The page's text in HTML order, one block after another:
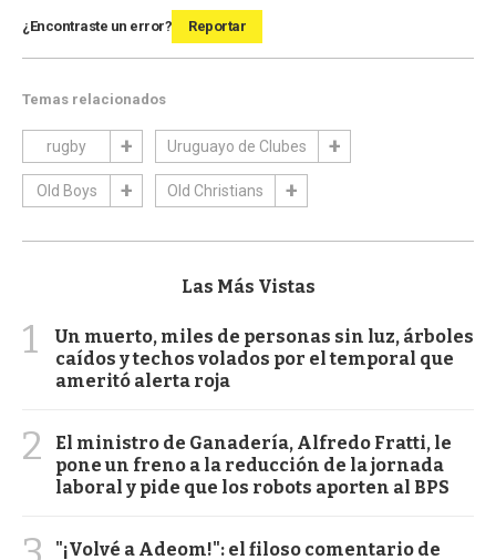
¿Encontraste un error? Reportar
Temas relacionados
rugby Uruguayo de Clubes
Old Boys Old Christians
Las Más Vistas
1
Un muerto, miles de personas sin luz, árboles
caídos y techos volados por el temporal que
ameritó alerta roja
2
El ministro de Ganadería, Alfredo Fratti, le
pone un freno a la reducción de la jornada
laboral y pide que los robots aporten al BPS
"¡Volvé a Adeom!": el filoso comentario de